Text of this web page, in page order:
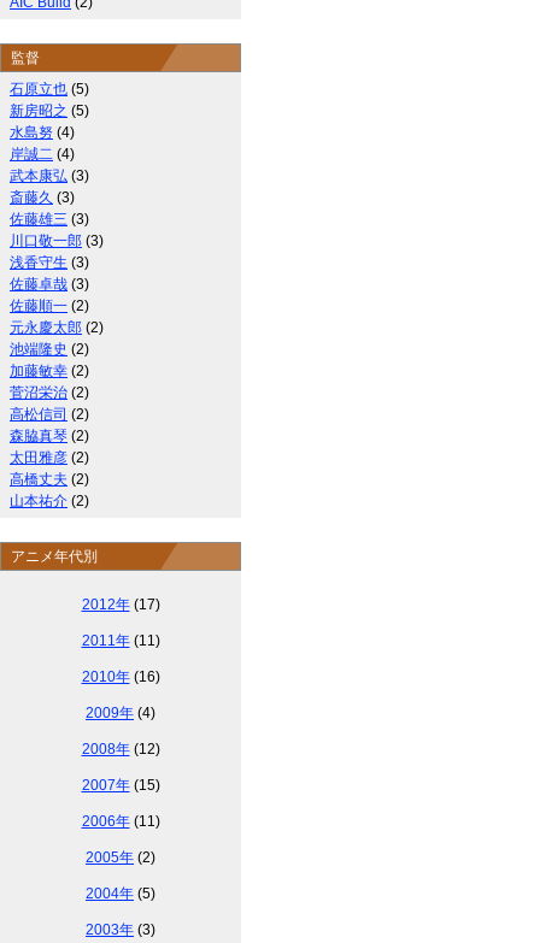
監督
石原立也 (5)
新房昭之 (5)
水島努 (4)
岸誠二 (4)
武本康弘 (3)
斎藤久 (3)
佐藤雄三 (3)
川口敬一郎 (3)
浅香守生 (3)
佐藤卓哉 (3)
佐藤順一 (2)
元永慶太郎 (2)
池端隆史 (2)
加藤敏幸 (2)
菅沼栄治 (2)
高松信司 (2)
森脇真琴 (2)
太田雅彦 (2)
高橋丈夫 (2)
山本祐介 (2)
アニメ年代別
2012年(17)
2011年(11)
2010年(16)
2009年 (4)
2008年(12)
2007年(15)
2006年(11)
2005年 (2)
2004年 (5)
2003年 (3)